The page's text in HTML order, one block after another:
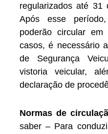
regularizados até 31
Após esse
poderão circular
casos, é necessário
de Segurança
vistoria veicular,
declaração de
Normas de
saber – Para